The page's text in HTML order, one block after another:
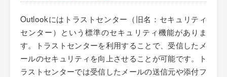
Outlookにはトラストセンター（旧名：セキュリティ
センター）という標準のセキュリティ機能がありま
す。トラストセンターを利用することで、受信したメ
ールのセキュリティを向上させることが可能です。ト
ラストセンターでは受信したメールの送信元や添付フ